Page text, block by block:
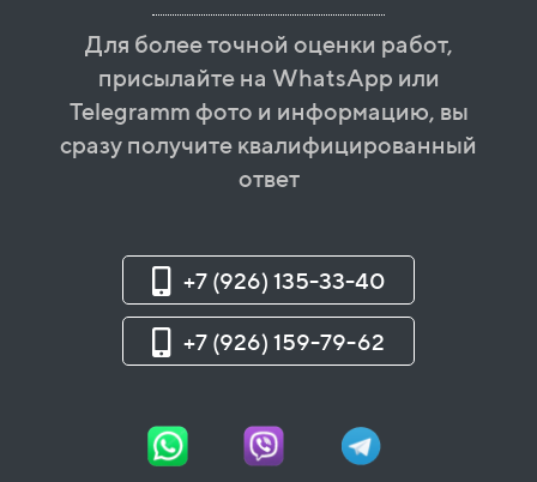
Для более точной оценки работ,
присылайте на WhatsApp или
Telegramm фото и информацию, вы
сразу получите квалифицированный
ответ
+7 (926) 135-33-40
+7 (926) 159-79-62